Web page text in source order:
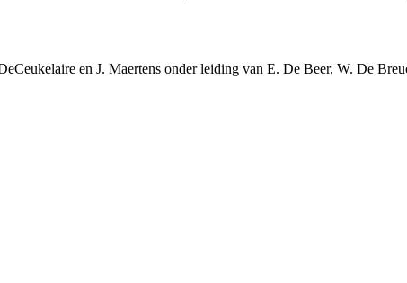
en J. Maertens onder leiding van E. De Beer, W. De